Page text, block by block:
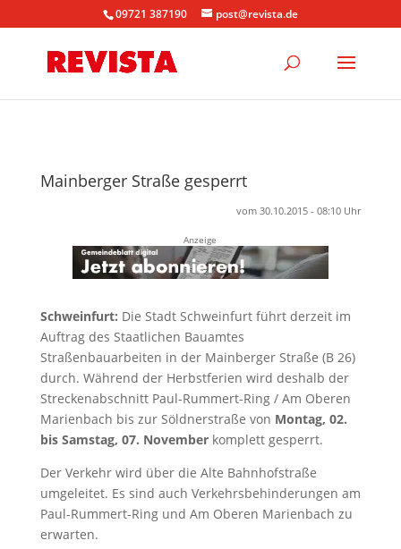
09721 387190 post@revista.de
Mainberger Straße gesperrt
vom 30.10.2015 - 08:10 Uhr
Anzeige
Schweinfurt: Die Stadt Schweinfurt führt derzeit im
Auftrag des Staatlichen Bauamtes
Straßenbauarbeiten in der Mainberger Straße (B 26)
durch. Während der Herbstferien wird deshalb der
Streckenabschnitt Paul-Rummert-Ring / Am Oberen
Marienbach bis zur Söldnerstraße von Montag, 02.
bis Samstag, 07. November komplett gesperrt.
Der Verkehr wird über die Alte Bahnhofstraße
umgeleitet. Es sind auch Verkehrsbehinderungen am
Paul-Rummert-Ring und Am Oberen Marienbach zu
erwarten.